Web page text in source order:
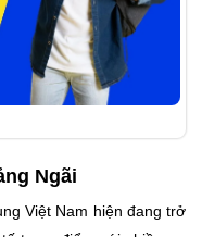
Ngãi
Việt Nam hiện đang trở